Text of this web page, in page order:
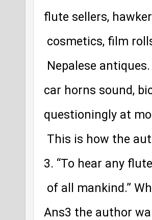
flute sellers,
cosmetics, film
Nepalese
car horns sound,
questioningly at
This is how the
3. “To hear any
of all mankind.”
Ans3 the author